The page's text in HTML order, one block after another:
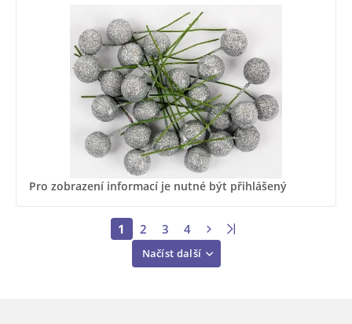
Pro zobrazení informací je nutné být přihlášený
Načíst další
1 2 3 4